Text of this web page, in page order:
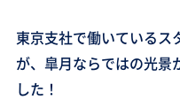
東京支社で働いているス
が、皐月ならではの光景
した！